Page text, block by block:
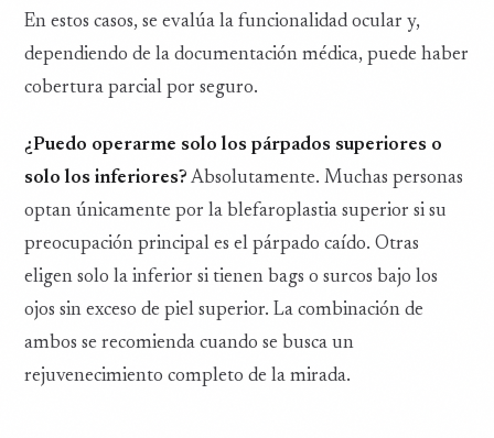
En estos casos, se evalúa la funcionalidad ocular y,
dependiendo de la documentación médica, puede haber
cobertura parcial por seguro.
¿Puedo operarme solo los párpados superiores o
solo los inferiores? Absolutamente. Muchas personas
optan únicamente por la blefaroplastia superior si su
preocupación principal es el párpado caído. Otras
eligen solo la inferior si tienen bags o surcos bajo los
ojos sin exceso de piel superior. La combinación de
ambos se recomienda cuando se busca un
rejuvenecimiento completo de la mirada.